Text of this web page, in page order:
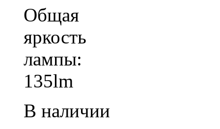
Общая
яркость
лампы:
135lm
В наличии